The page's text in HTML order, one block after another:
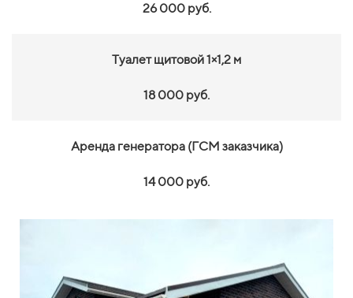
26 000 руб.
Туалет щитовой 1×1,2 м
18 000 руб.
Аренда генератора (ГСМ заказчика)
14 000 руб.